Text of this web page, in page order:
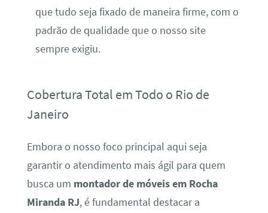
que tudo seja fixado de maneira firme, com o
padrão de qualidade que o nosso site
sempre exigiu.
Cobertura Total em Todo o Rio de
Janeiro
Embora o nosso foco principal aqui seja
garantir o atendimento mais ágil para quem
busca um montador de móveis em Rocha
Miranda RJ, é fundamental destacar a